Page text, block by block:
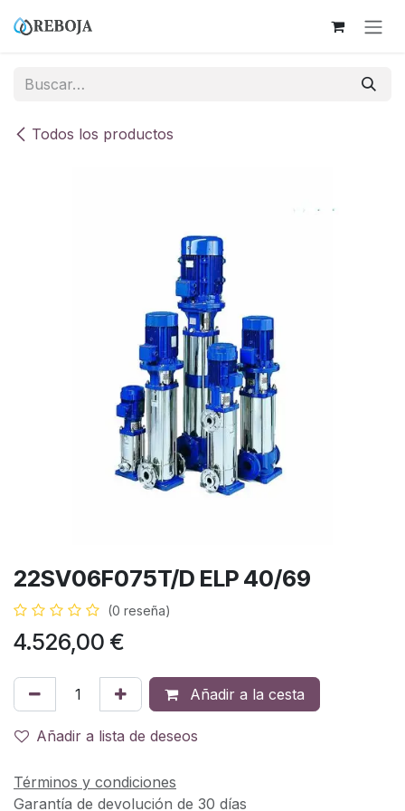
Todos los productos
22SV06F075T/D ELP 40/69
(0 reseña)
4.526,00 €
Añadir a la cesta
Añadir a lista de deseos
Términos y condiciones
Garantía de devolución de 30 días